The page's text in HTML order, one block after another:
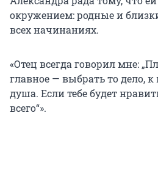
окружением: родные и
всех начинаниях.
«Отец всегда говорил мне:
главное — выбрать то дело,
душа. Если тебе будет
всего“».